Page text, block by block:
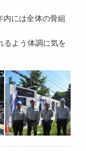
内には全体の骨組
るよう体調に気を